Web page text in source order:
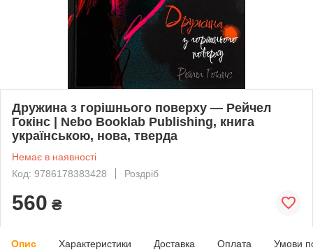
Дружина з горішнього поверху — Рейчел
Гокінс | Nebo Booklab Publishing, книга
українською, нова, тверда
Немає в наявності
Код: 9786178383428
Роздріб
560 ₴
Опис Характеристики Доставка Оплата Умови